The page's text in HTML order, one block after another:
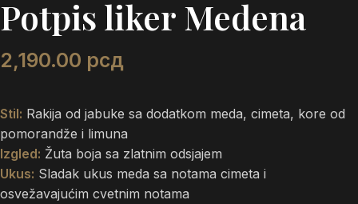
Potpis liker Medena
2,190.00 рсд
Stil: Rakija od jabuke sa dodatkom meda, cimeta, kore od
pomorandže i limuna
Izgled: Žuta boja sa zlatnim odsjajem
Ukus: Sladak ukus meda sa notama cimeta i
osvežavajućim cvetnim notama